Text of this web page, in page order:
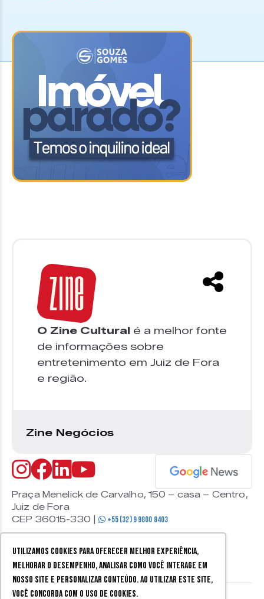
Utilizamos cookies para oferecer melhor experiência,
melhorar o desempenho, analisar como você interage em
nosso site e personalizar conteúdo. Ao utilizar este site,
você concorda com o uso de cookies.
O Zine Cultural é a melhor fonte
de informações sobre
entretenimento em Juiz de Fora
e região.
Zine Negócios
Praça Menelick de Carvalho, 150 – casa – Centro,
Juiz de Fora
CEP 36015-330 |
+55 (32) 9 9800 8403